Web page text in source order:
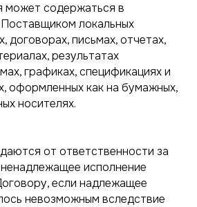
может содержаться в
локальных
договорах, письмах, отчетах,
результатах
графиках, спецификациях и
оформленных как на бумажных,
носителях.
от ответственности за
исполнение
если надлежащее
невозможным вследствие